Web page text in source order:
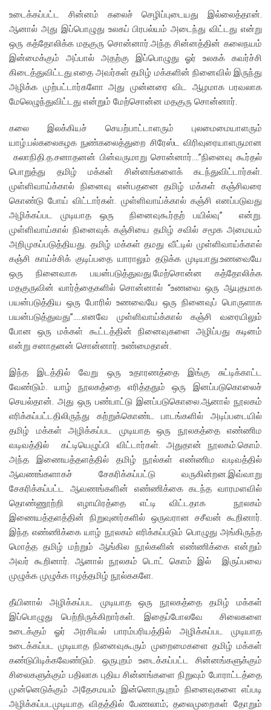
உடைக்கப்பட்ட சின்னம் கலைச் செழிப்புடையது இல்லைத்தான்.
ஆனால் அது இப்பொழுது உலகப் பிரபல்யம் அடைந்து விட்டது என்று
ஒரு கத்தோலிக்க மதகுரு சொன்னார்.அந்த சின்னத்தின் கலைநயம்
இன்மைக்கும் அப்பால் அதற்கு இப்பொழுது ஓர் உலகக் கவர்ச்சி
கிடைத்துவிட்டது.எதை அவர்கள் தமிழ் மக்களின் நினைவில் இருந்து
அழிக்க முற்பட்டார்களோ அது முன்னரை விட ஆழமாக பரவலாக
மேலெழுந்துவிட்டது என்றும் மேற்சொன்ன மதகுரு சொன்னார்.
கலை இலக்கியச் செயற்பாட்டாளரும் புலமைமையாளரும்
யாழ்.பல்கலைகழக நுண்கலைத்துறை சிரேஸ்ட விரிவுரையாளருமான
கலாநிதி.த.சனாதனன் பின்வருமாறு சொன்னார்….”நினைவு கூர்தல்
பொறுத்து தமிழ் மக்கள் சின்னங்களைக் கடந்துவிட்டார்கள்.
முள்ளிவாய்க்கால் நினைவு என்பதனை தமிழ் மக்கள் கஞ்சிவரை
கொண்டு போய் விட்டார்கள். முள்ளிவாய்க்கால் கஞ்சி எனப்படுவது
அழிக்கப்பட முடியாத ஒரு நினைவுகூர்தற் பயில்வு” என்று.
முள்ளிவாய்கால் நினைவுக் கஞ்சியை தமிழ் சவில் சமூக அமையம்
அறிமுகப்படுத்தியது. தமிழ் மக்கள் தமது வீட்டில் முள்ளிவாய்க்கால்
கஞ்சி காய்ச்சிக் குடிப்பதை யாராலும் தடுக்க முடியாது.உணவையே
ஒரு நினைவாக பயன்படுத்துவது.மேற்சொன்ன கத்தோலிக்க
மதகுருவின் வார்த்தைகளில் சொன்னால் “உணவை ஒரு ஆயுதமாக
பயன்படுத்திய ஒரு போரில் உணவையே ஒரு நினைவுப் பொருளாக
பயன்படுத்துவது”…..எனவே முள்ளிவாய்க்கால் கஞ்சி வரையிலும்
போன ஒரு மக்கள் கூட்டத்தின் நினைவுகளை அழிப்பது கடினம்
என்று சனாதனன் சொன்னார். உண்மைதான்.
இந்த இடத்தில் வேறு ஒரு உதாரணத்தை இங்கு சுட்டிக்காட்ட
வேண்டும். யாழ் நூலகத்தை எரித்ததும் ஒரு இனப்படுகொலைச்
செயல்தான். அது ஒரு பண்பாட்டு இனப்படுகொலை.ஆனால் நூலகம்
எரிக்கப்பட்டதிலிருந்து கற்றுக்கொண்ட பாடங்களில் அடிப்படையில்
தமிழ் மக்கள் அழிக்கப்பட முடியாத ஒரு நூலகத்தை எண்ணிம
வடிவத்தில் கட்டியெழுப்பி விட்டார்கள். அதுதான் நூலகம்.கொம்.
அந்த இணையத்தளத்தில் தமிழ் நூல்கள் எண்ணிம வடிவத்தில்
ஆவணங்களாகச் சேகரிக்கப்பட்டு வருகின்றன.இவ்வாறு
சேகரிக்கப்பட்ட ஆவணங்களின் எண்ணிக்கை கடந்த வாரமளவில்
தொண்ணூற்றி எழாயிரத்தை எட்டி விட்டதாக நூலகம்
இணையத்தளத்தின் நிறுவுனர்களில் ஒருவரான சசீவன் கூறினார்.
இந்த எண்ணிக்கை யாழ் நூலகம் எரிக்கப்படும் பொழுது அங்கிருந்த
மொத்த தமிழ் மற்றும் ஆங்கில நூல்களின் எண்ணிக்கை என்றும்
அவர் கூறினார். ஆனால் நூலகம் டொட் கொம் இல் இருப்பவை
முழுக்க முழுக்க ஈழத்தமிழ் நூல்ககளே.
தீயினால் அழிக்கப்பட முடியாத ஒரு நூலகத்தை தமிழ் மக்கள்
இப்பொழுது பெற்றிருக்கிறார்கள். இதைப்போலவே சிலைகளை
உடைக்கும் ஓர் அரசியல் பாரம்பரியத்தில் அழிக்கப்பட முடியாத
உடைக்கப்பட முடியாத நினைவுகூரும் முறைமைகளை தமிழ் மக்கள்
கண்டுபிடிக்கவேண்டும். ஒருபுறம் உடைக்கப்பட்ட சின்னங்களுக்கும்
சிலைகளுக்கும் பதிலாக புதிய சின்னங்களை நிறுவும் போராட்டத்தை
முன்னெடுக்கும் அதேசமயம் இன்னொருபுறம் நினைவுகளை எப்படி
அழிக்கப்படமுடியாத விதத்தில் பேணலாம்; தலைமுறைகள் தோறும்